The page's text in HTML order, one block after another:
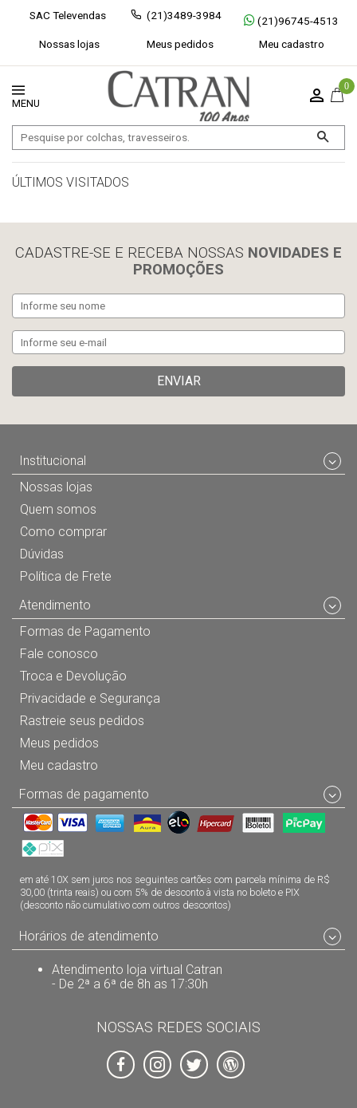
SAC Televendas (21)3489-3984
(21)96745-4513
Nossas lojas
Meus pedidos Meu cadastro
0
Exibir todos Fechar [×]
ÚLTIMOS VISITADOS
CADASTRE-SE E RECEBA NOSSAS NOVIDADES E
PROMOÇÕES
ENVIAR
Institucional
Nossas lojas
Quem somos
Como comprar
Dúvidas
Política de Frete
Atendimento
Formas de Pagamento
Fale conosco
Troca e Devolução
Privacidade e Segurança
Rastreie seus pedidos
Meus pedidos
Meu cadastro
Formas de pagamento
em até 10X sem juros nos seguintes cartões com parcela mínima de R$
30,00 (trinta reais) ou com 5% de desconto à vista no boleto e PIX
(desconto não cumulativo com outros descontos)
Horários de atendimento
Atendimento loja virtual Catran
- De 2ª a 6ª de 8h as 17:30h
NOSSAS REDES SOCIAIS